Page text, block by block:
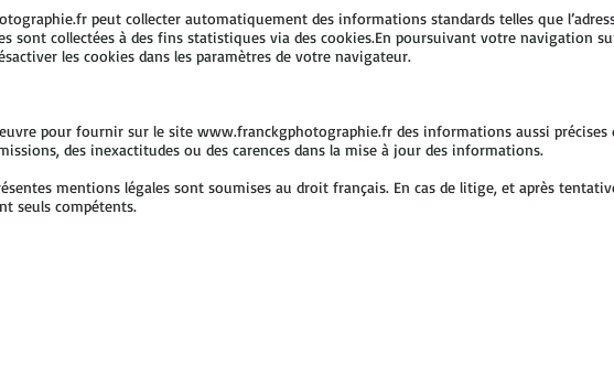
peut collecter automatiquement des informations standards telles que
sont collectées à des fins statistiques via des cookies.En poursuivant votre navigation
les cookies dans les paramètres de votre navigateur.
pour fournir sur le site www.franckgphotographie.fr des informations aussi
des inexactitudes ou des carences dans la mise à jour des informations.
mentions légales sont soumises au droit français. En cas de litige, et après
seuls compétents.